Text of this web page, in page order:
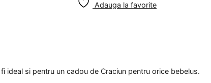
Adauga la favorite
si pentru un cadou de Craciun pentru orice bebelus.